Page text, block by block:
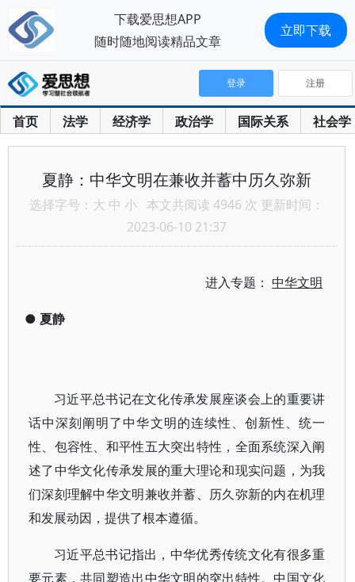
首页 法学 经济学 政治学 国际关系 社会学
登录 注册
夏静：中华文明在兼收并蓄中历久弥新
选择字号： 大 中 小 本文共阅读 4946 次 更新时间：
2023-06-10 21:37
进入专题：中华文明
● 夏静
习近平总书记在文化传承发展座谈会上的重要讲
话中深刻阐明了中华文明的连续性、创新性、统一
性、包容性、和平性五大突出特性，全面系统深入阐
述了中华文化传承发展的重大理论和现实问题，为我
们深刻理解中华文明兼收并蓄、历久弥新的内在机理
和发展动因，提供了根本遵循。
习近平总书记指出，中华优秀传统文化有很多重
要元素，共同塑造出中华文明的突出特性。中国文化
下载爱思想APP
随时随地阅读精品文章
立即下载